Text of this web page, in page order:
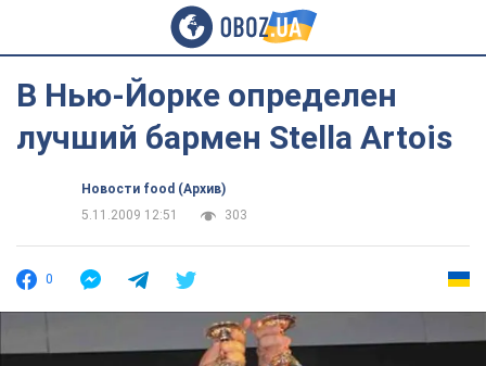
В Нью-Йорке определен
лучший бармен Stella Artois
Новости food (Архив)
5.11.2009 12:51
303
0